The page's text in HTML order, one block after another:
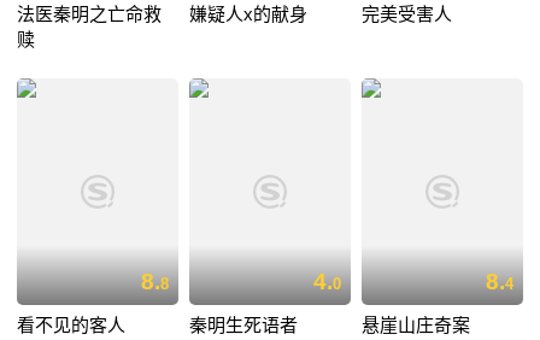
法医秦明之亡命救
赎
嫌疑人x的献身 完美受害人
8.8
看不见的客人
4.0
秦明生死语者
8.4
悬崖山庄奇案